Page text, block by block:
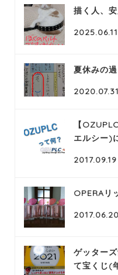
描く人、
2025.06.11
夏休みの
2020.07.31
【
エルシー)
2017.09.19
OPERAリ
2017.06.20
ゲッター
て宝くじ(